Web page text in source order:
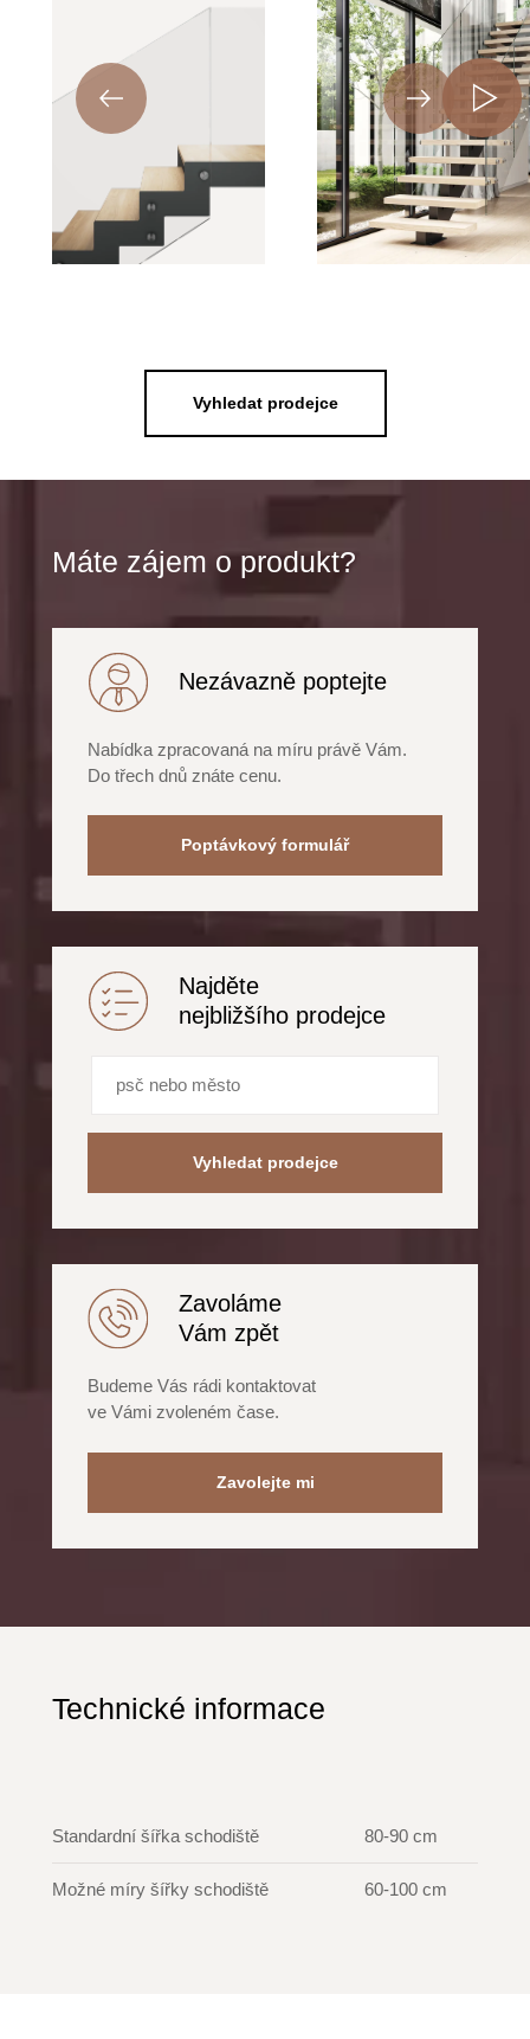
Vyhledat prodejce
Máte zájem o produkt?
Nezávazně poptejte
Nabídka zpracovaná na míru právě Vám.
Do třech dnů znáte cenu.
Poptávkový formulář
Najděte
nejbližšího prodejce
Vyhledat prodejce
Zavoláme
Vám zpět
Budeme Vás rádi kontaktovat
ve Vámi zvoleném čase.
Zavolejte mi
Technické informace
Standardní šířka schodiště 80-90 cm
Možné míry šířky schodiště 60-100 cm